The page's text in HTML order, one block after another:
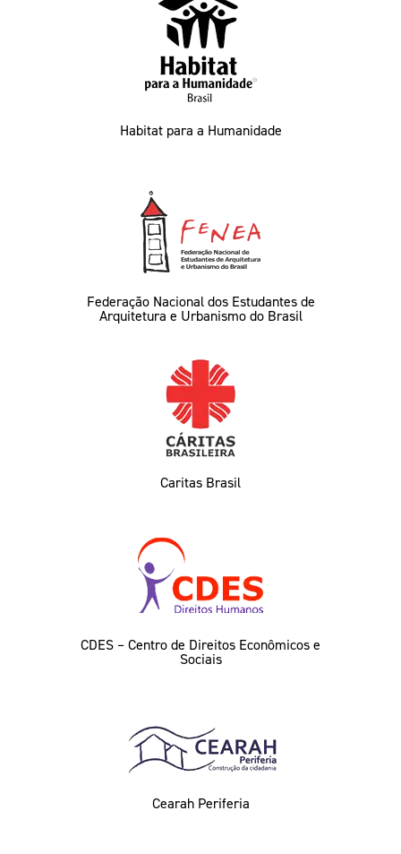
Habitat para a Humanidade
Federação Nacional dos Estudantes de
Arquitetura e Urbanismo do Brasil
Caritas Brasil
CDES – Centro de Direitos Econômicos e
Sociais
Cearah Periferia